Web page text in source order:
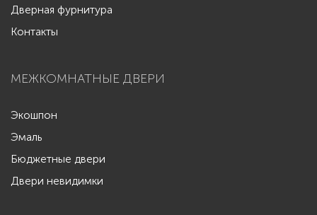
Дверная фурнитура
Контакты
МЕЖКОМНАТНЫЕ ДВЕРИ
Экошпон
Эмаль
Бюджетные двери
Двери невидимки